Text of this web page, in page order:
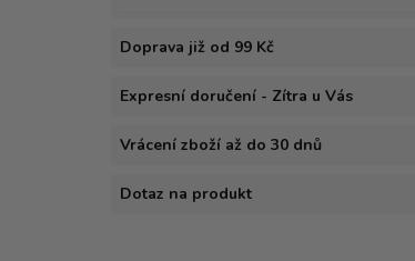
Doprava již od 99 Kč
Expresní doručení - Zítra u Vás
Vrácení zboží až do 30 dnů
Dotaz na produkt